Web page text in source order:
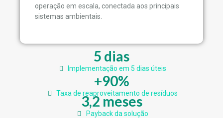
operação em escala, conectada aos principais
sistemas ambientais.
5 dias
Implementação em 5 dias úteis
+90%
Taxa de reaproveitamento de resíduos
3,2 meses
Payback da solução